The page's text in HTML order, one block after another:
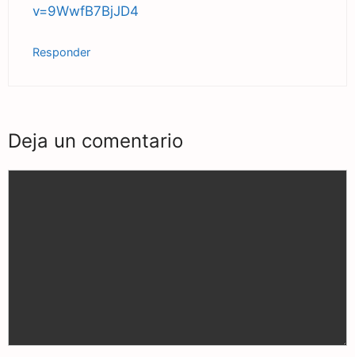
v=9WwfB7BjJD4
Responder
Deja un comentario